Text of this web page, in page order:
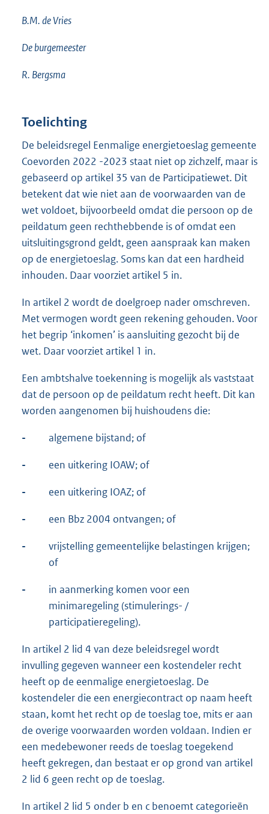
B.M. de Vries
De burgemeester
R. Bergsma
Toelichting
De beleidsregel Eenmalige energietoeslag gemeente
Coevorden 2022 -2023 staat niet op zichzelf, maar is
gebaseerd op artikel 35 van de Participatiewet. Dit
betekent dat wie niet aan de voorwaarden van de
wet voldoet, bijvoorbeeld omdat die persoon op de
peildatum geen rechthebbende is of omdat een
uitsluitingsgrond geldt, geen aanspraak kan maken
op de energietoeslag. Soms kan dat een hardheid
inhouden. Daar voorziet artikel 5 in.
In artikel 2 wordt de doelgroep nader omschreven.
Met vermogen wordt geen rekening gehouden. Voor
het begrip ‘inkomen’ is aansluiting gezocht bij de
wet. Daar voorziet artikel 1 in.
Een ambtshalve toekenning is mogelijk als vaststaat
dat de persoon op de peildatum recht heeft. Dit kan
worden aangenomen bij huishoudens die:
- algemene bijstand; of
- een uitkering IOAW; of
- een uitkering IOAZ; of
- een Bbz 2004 ontvangen; of
-
vrijstelling gemeentelijke belastingen krijgen;
of
-
in aanmerking komen voor een
minimaregeling (stimulerings- /
participatieregeling).
In artikel 2 lid 4 van deze beleidsregel wordt
invulling gegeven wanneer een kostendeler recht
heeft op de eenmalige energietoeslag. De
kostendeler die een energiecontract op naam heeft
staan, komt het recht op de toeslag toe, mits er aan
de overige voorwaarden worden voldaan. Indien er
een medebewoner reeds de toeslag toegekend
heeft gekregen, dan bestaat er op grond van artikel
2 lid 6 geen recht op de toeslag.
In artikel 2 lid 5 onder b en c benoemt categorieën